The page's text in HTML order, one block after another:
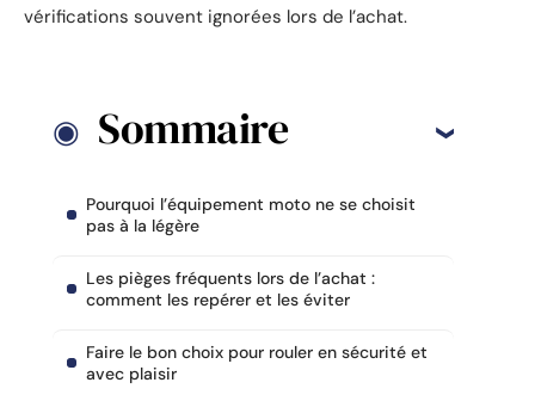
vérifications souvent ignorées lors de l’achat.
Sommaire
Pourquoi l’équipement moto ne se choisit
pas à la légère
Les pièges fréquents lors de l’achat :
comment les repérer et les éviter
Faire le bon choix pour rouler en sécurité et
avec plaisir